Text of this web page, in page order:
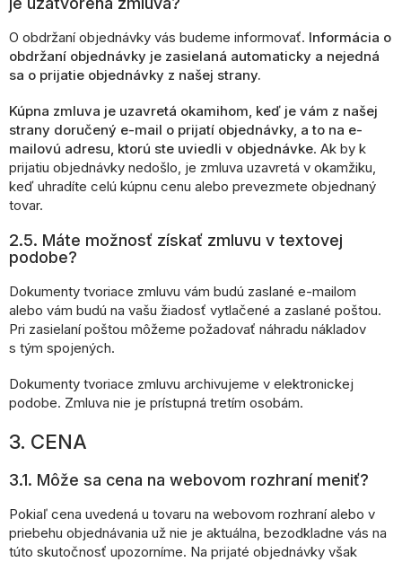
O obdržaní objednávky vás budeme informovať. Informácia o
obdržaní objednávky je zasielaná automaticky a nejedná
sa o prijatie objednávky z našej strany.
Kúpna zmluva je uzavretá okamihom, keď je vám z našej
strany doručený e-mail o prijatí objednávky, a to na e-
mailovú adresu, ktorú ste uviedli v objednávke. Ak by k
prijatiu objednávky nedošlo, je zmluva uzavretá v okamžiku,
keď uhradíte celú kúpnu cenu alebo prevezmete objednaný
tovar.
2.5. Máte možnosť získať zmluvu v textovej
podobe?
Dokumenty tvoriace zmluvu vám budú zaslané e-mailom
alebo vám budú na vašu žiadosť vytlačené a zaslané poštou.
Pri zasielaní poštou môžeme požadovať náhradu nákladov
s tým spojených.
Dokumenty tvoriace zmluvu archivujeme v elektronickej
podobe. Zmluva nie je prístupná tretím osobám.
3. CENA
3.1. Môže sa cena na webovom rozhraní meniť?
Pokiaľ cena uvedená u tovaru na webovom rozhraní alebo v
priebehu objednávania už nie je aktuálna, bezodkladne vás na
túto skutočnosť upozorníme. Na prijaté objednávky však